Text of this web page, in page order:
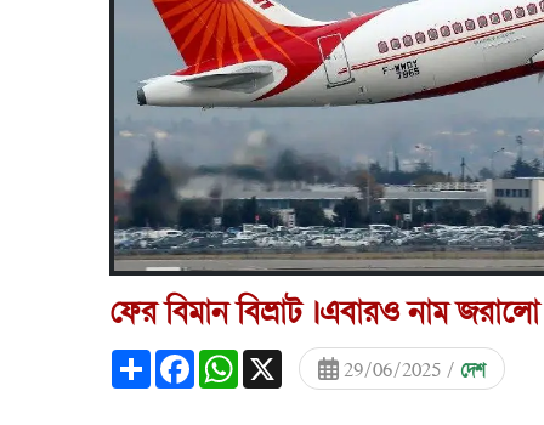
ফের বিমান বিভ্রাট ।এবারও নাম জরালো
Share FacebookWhatsApp 29/06/2025 / দেশ